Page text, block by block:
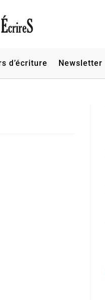
d’écriture Newsletter